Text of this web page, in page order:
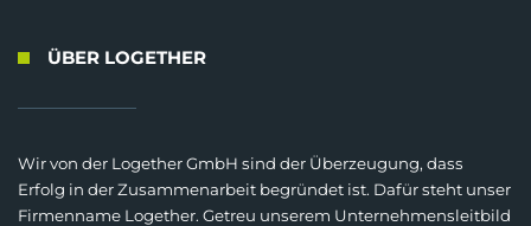
ÜBER LOGETHER
Wir von der Logether GmbH sind der Überzeugung, dass
Erfolg in der Zusammenarbeit begründet ist. Dafür steht unser
Firmenname Logether. Getreu unserem Unternehmensleitbild